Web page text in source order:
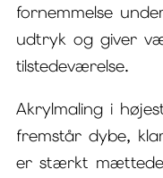
fornemmelse
udtryk og giver
tilstedeværelse.
Akrylmaling i
fremstår dybe,
er stærkt